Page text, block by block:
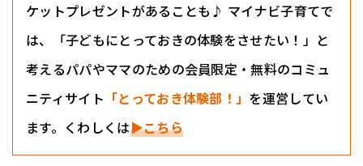
ケットプレゼントがあることも♪ マイナビ子育てで
は、「子どもにとっておきの体験をさせたい！」と
考えるパパやママのための会員限定・無料のコミュ
ニティサイト 「とっておき体験部！」 を運営してい
ます。くわしくは▶こちら